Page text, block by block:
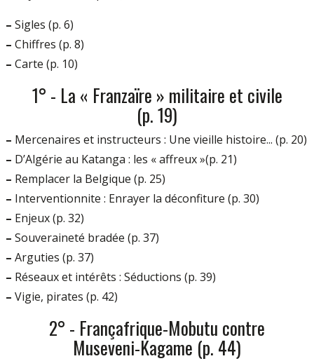
– Sigles (p. 6)
– Chiffres (p. 8)
– Carte (p. 10)
1° - La « Franzaïre » militaire et civile
(p. 19)
– Mercenaires et instructeurs : Une vieille histoire... (p. 20)
– D’Algérie au Katanga : les « affreux »(p. 21)
– Remplacer la Belgique (p. 25)
– Interventionnite : Enrayer la déconfiture (p. 30)
– Enjeux (p. 32)
– Souveraineté bradée (p. 37)
– Arguties (p. 37)
– Réseaux et intérêts : Séductions (p. 39)
– Vigie, pirates (p. 42)
2° - Françafrique-Mobutu contre
Museveni-Kagame (p. 44)